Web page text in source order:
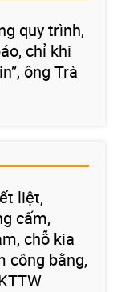
quy trình,
chỉ khi
ông Trà
liệt,
cấm,
chỗ kia
công bằng,